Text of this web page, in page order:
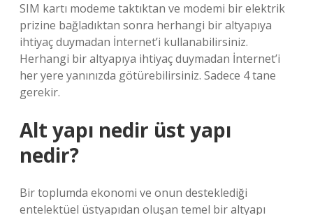
SIM kartı modeme taktıktan ve modemi bir elektrik
prizine bağladıktan sonra herhangi bir altyapıya
ihtiyaç duymadan İnternet’i kullanabilirsiniz.
Herhangi bir altyapıya ihtiyaç duymadan İnternet’i
her yere yanınızda götürebilirsiniz. Sadece 4 tane
gerekir.
Alt yapı nedir üst yapı
nedir?
Bir toplumda ekonomi ve onun desteklediği
entelektüel üstyapıdan oluşan temel bir altyapı